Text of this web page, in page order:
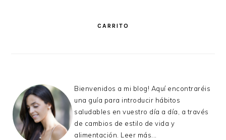
CARRITO
Bienvenidos a mi blog! Aquí encontraréis
una guía para introducir hábitos
saludables en vuestro día a día, a través
de cambios de estilo de vida y
alimentación. Leer más...